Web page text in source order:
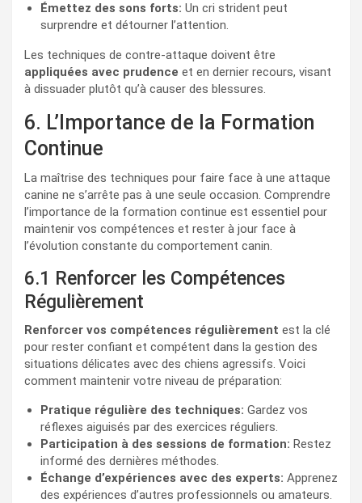
Émettez des sons forts: Un cri strident peut
surprendre et détourner l’attention.
Les techniques de contre-attaque doivent être
appliquées avec prudence et en dernier recours, visant
à dissuader plutôt qu’à causer des blessures.
6. L’Importance de la Formation
Continue
La maîtrise des techniques pour faire face à une attaque
canine ne s’arrête pas à une seule occasion. Comprendre
l’importance de la formation continue est essentiel pour
maintenir vos compétences et rester à jour face à
l’évolution constante du comportement canin.
6.1 Renforcer les Compétences
Régulièrement
Renforcer vos compétences régulièrement est la clé
pour rester confiant et compétent dans la gestion des
situations délicates avec des chiens agressifs. Voici
comment maintenir votre niveau de préparation:
Pratique régulière des techniques: Gardez vos
réflexes aiguisés par des exercices réguliers.
Participation à des sessions de formation: Restez
informé des dernières méthodes.
Échange d’expériences avec des experts: Apprenez
des expériences d’autres professionnels ou amateurs.